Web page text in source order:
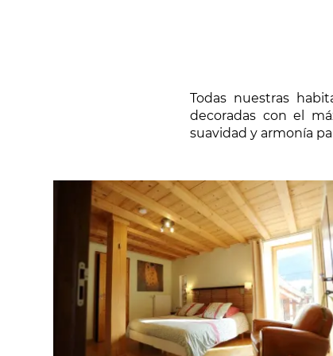
Todas nuestras
decoradas con el
suavidad y armonía